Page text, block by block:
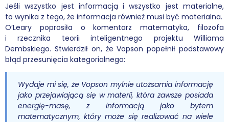
Jeśli wszystko jest informacją i wszystko jest materialne,
to wynika z tego, że informacja również musi być materialna.
O’Leary poprosiła o komentarz matematyka, filozofa
i rzecznika teorii inteligentnego projektu Williama
Dembskiego. Stwierdził on, że Vopson popełnił podstawowy
błąd przesunięcia kategorialnego:
Wydaje mi się, że Vopson mylnie utożsamia informację
jako przejawiającą się w materii, która zawsze posiada
energię-masę, z informacją jako bytem
matematycznym, który może się realizować na wiele